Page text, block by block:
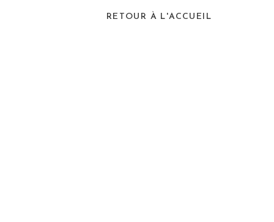
RETOUR À L'ACCUEIL